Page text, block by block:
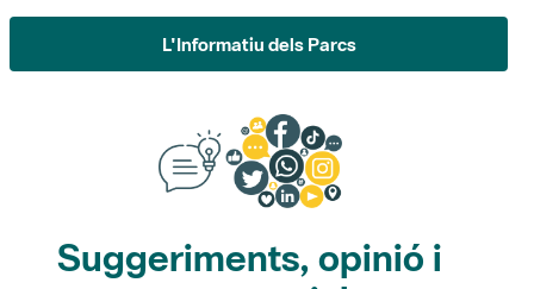
Suggeriments, opinió i
xarxes socials